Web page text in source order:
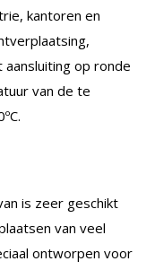
kantoren en
op ronde
van de te
is zeer geschikt
van veel
ontworpen voor